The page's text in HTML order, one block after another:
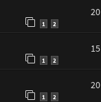
1 2
20
1 2
15
1 2
20